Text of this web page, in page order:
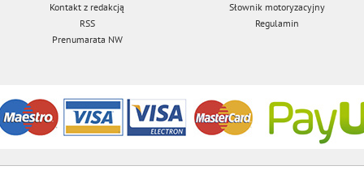
Kontakt z redakcją
Słownik motoryzacyjny
RSS
Regulamin
Prenumarata NW